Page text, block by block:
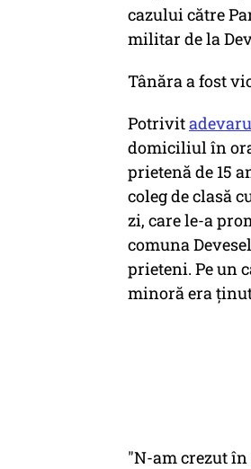
cazului către
militar de la
Tânăra a fost
Potrivit
domiciliul în
prietenă de 15
coleg de clasă
zi, care le-a
comuna
prieteni. Pe un
minoră era
"N-am crezut în